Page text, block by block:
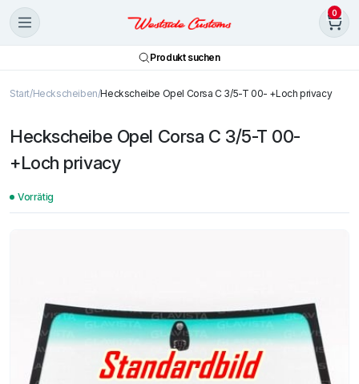
0
Produkt suchen
Start Heckscheiben Heckscheibe Opel Corsa C 3/5-T 00- +Loch privacy
Heckscheibe Opel Corsa C 3/5-T 00-
+Loch privacy
Vorrätig